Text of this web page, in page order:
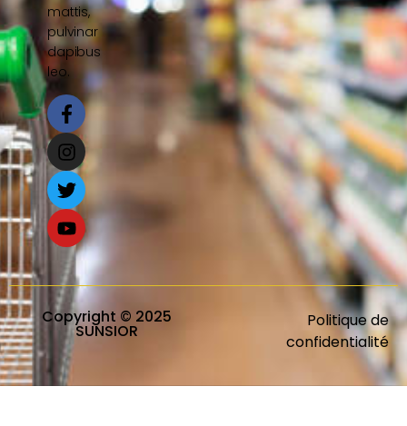
mattis,
pulvinar
dapibus
leo.
Copyright © 2025
SUNSIOR
Politique de
confidentialité